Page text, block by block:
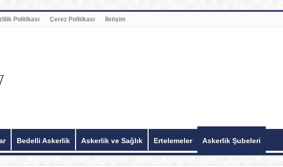
Politikası Çerez Politikası İletişim
Bedelli Askerlik Askerlik ve Sağlık Ertelemeler Askerlik Şubeleri